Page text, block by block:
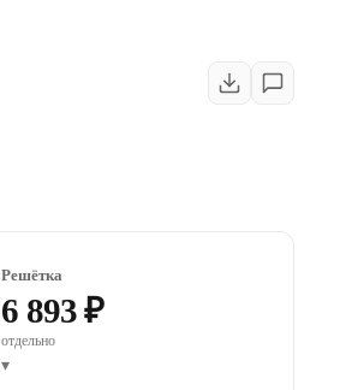
Решётка
6 893 ₽
отдельно
▾